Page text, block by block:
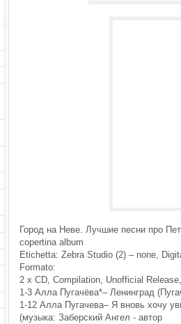
Город на Неве. Лучшие песни про
copertina album
Etichetta: Zebra Studio (2) – none,
Formato:
2 x CD, Compilation, Unofficial
1-3 Алла Пугачёва*– Ленинград
1-12 Алла Пугачева– Я вновь хочу
(музыка: Заберский Ангел - автор